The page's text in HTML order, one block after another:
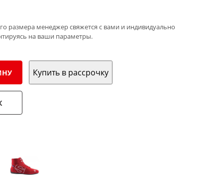
размера менеджер свяжется с вами и индивидуально
на ваши параметры.
Купить в рассрочку